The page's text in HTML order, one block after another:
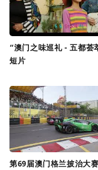
“澳门之味巡礼 - 五都荟
短片
第69届澳门格兰披治大